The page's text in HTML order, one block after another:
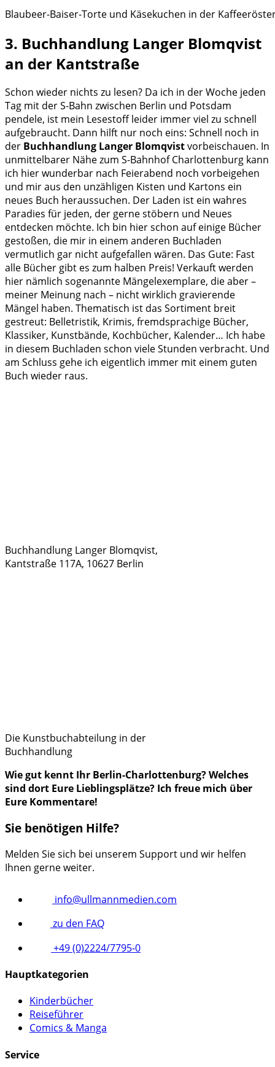
Blaubeer-Baiser-Torte und Käsekuchen in der
3. Buchhandlung Langer Blomqvist
an der Kantstraße
Schon wieder nichts zu lesen? Da ich in der Woche jeden
Tag mit der S-Bahn zwischen Berlin und Potsdam
pendele, ist mein Lesestoff leider immer viel zu schnell
aufgebraucht. Dann hilft nur noch eins: Schnell noch in
der Buchhandlung Langer Blomqvistvorbeischauen. In
unmittelbarer Nähe zum S-Bahnhof Charlottenburg kann
ich hier wunderbar nach Feierabend noch vorbeigehen
und mir aus den unzähligen Kisten und Kartons ein
neues Buch heraussuchen. Der Laden ist ein wahres
Paradies für jeden, der gerne stöbern und Neues
entdecken möchte. Ich bin hier schon auf einige Bücher
gestoßen, die mir in einem anderen Buchladen
vermutlich gar nicht aufgefallen wären. Das Gute: Fast
alle Bücher gibt es zum halben Preis! Verkauft werden
hier nämlich sogenannte Mängelexemplare, die aber –
meiner Meinung nach – nicht wirklich gravierende
Mängel haben. Thematisch ist das Sortiment breit
gestreut: Belletristik, Krimis, fremdsprachige Bücher,
Klassiker, Kunstbände, Kochbücher, Kalender… Ich habe
in diesem Buchladen schon viele Stunden verbracht. Und
am Schluss gehe ich eigentlich immer mit einem guten
Buch wieder raus.
Buchhandlung Langer Blomqvist,
Kantstraße 117A, 10627 Berlin
Die Kunstbuchabteilung in der
Buchhandlung
Wie gut kennt Ihr Berlin-Charlottenburg? Welches
sind dort Eure Lieblingsplätze? Ich freue mich über
Eure Kommentare!
Sie benötigen Hilfe?
Melden Sie sich bei unserem Support und wir helfen
Ihnen gerne weiter.
info@ullmannmedien.com
zu den FAQ
+49 (0)2224/7795-0
Hauptkategorien
Kinderbücher
Reiseführer
Comics & Manga
Service